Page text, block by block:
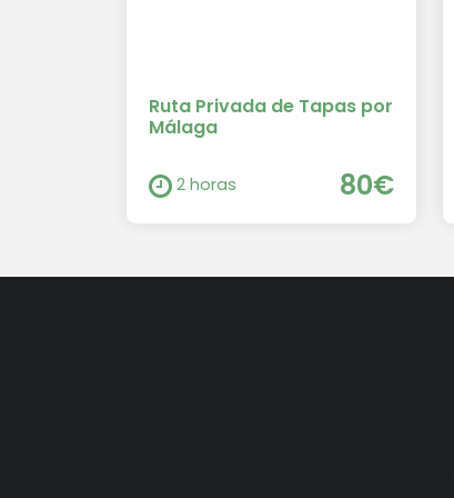
Ruta Privada de Tapas por
Málaga
2 horas 80€